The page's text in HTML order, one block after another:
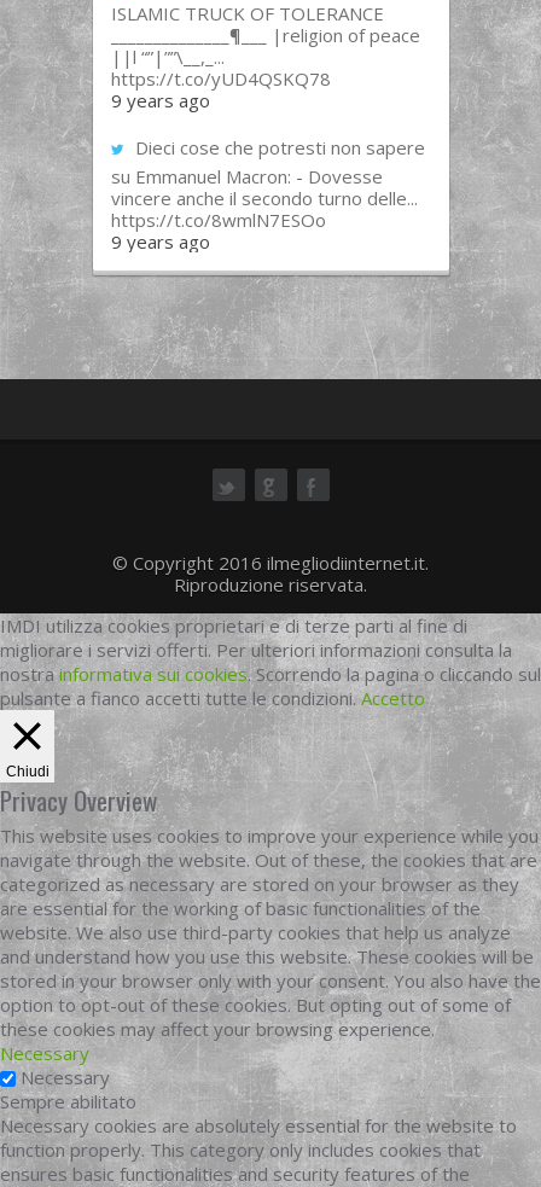
ISLAMIC TRUCK OF TOLERANCE
______________¶___ |religion of peace
||l “”|””\__,_...
https://t.co/yUD4QSKQ78
9 years ago
Dieci cose che potresti non sapere
su Emmanuel Macron: - Dovesse
vincere anche il secondo turno delle...
https://t.co/8wmlN7ESOo
9 years ago
© Copyright 2016 ilmegliodiinternet.it.
Riproduzione riservata.
IMDI utilizza cookies proprietari e di terze parti al fine di
migliorare i servizi offerti. Per ulteriori informazioni consulta la
nostrainformativa sui cookies. Scorrendo la pagina o cliccando sul
pulsante a fianco accetti tutte le condizioni.Accetto
Chiudi
Privacy Overview
This website uses cookies to improve your experience while you
navigate through the website. Out of these, the cookies that are
categorized as necessary are stored on your browser as they
are essential for the working of basic functionalities of the
website. We also use third-party cookies that help us analyze
and understand how you use this website. These cookies will be
stored in your browser only with your consent. You also have the
option to opt-out of these cookies. But opting out of some of
these cookies may affect your browsing experience.
Necessary
Necessary
Sempre abilitato
Necessary cookies are absolutely essential for the website to
function properly. This category only includes cookies that
ensures basic functionalities and security features of the